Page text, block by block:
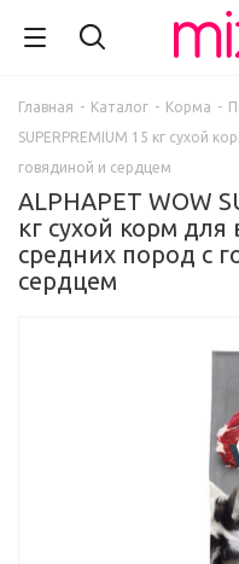
Главная - Каталог - Корма -
SUPERPREMIUM 15 кг сухой
говядиной и сердцем
ALPHAPET WOW
кг сухой корм для
средних пород с
сердцем